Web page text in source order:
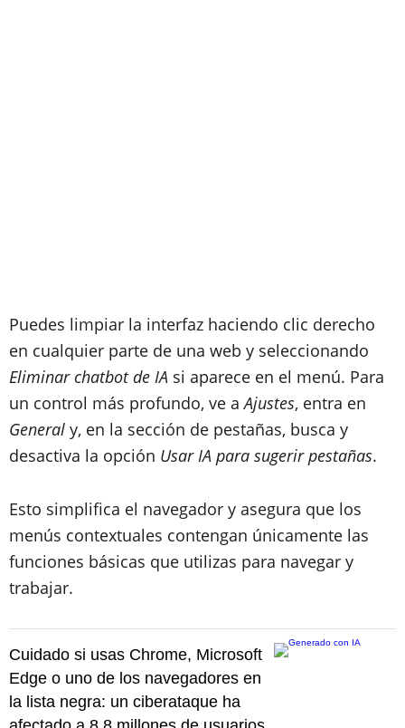
Puedes limpiar la interfaz haciendo clic derecho
en cualquier parte de una web y seleccionando
Eliminar chatbot de IA si aparece en el menú. Para
un control más profundo, ve aAjustes, entra en
General y, en la sección de pestañas, busca y
desactiva la opción Usar IA para sugerir pestañas.
Esto simplifica el navegador y asegura que los
menús contextuales contengan únicamente las
funciones básicas que utilizas para navegar y
trabajar.
Cuidado si usas Chrome, Microsoft
Edge o uno de los navegadores en
la lista negra: un ciberataque ha